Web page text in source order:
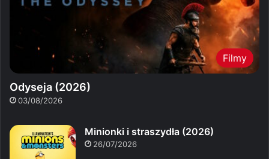
Filmy
Odyseja (2026)
03/08/2026
Minionki i straszydła (2026)
26/07/2026